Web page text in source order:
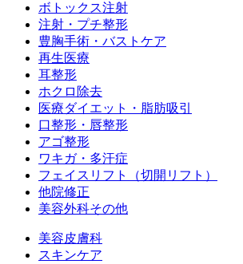
ボトックス注射
注射・プチ整形
豊胸手術・バストケア
再生医療
耳整形
ホクロ除去
医療ダイエット・脂肪吸引
口整形・唇整形
アゴ整形
ワキガ・多汗症
フェイスリフト（切開リフト）
他院修正
美容外科その他
美容皮膚科
スキンケア